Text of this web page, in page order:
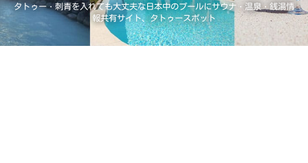
タトゥー・刺青を入れても大丈夫な日本中のプールにサウナ・温泉・銭湯情
報共有サイト、タトゥースポット